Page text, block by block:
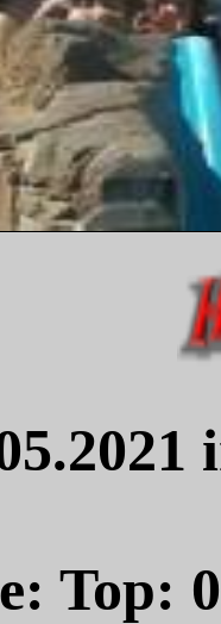
Top: 0